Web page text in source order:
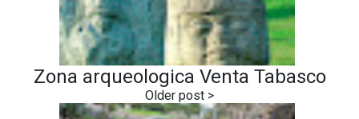
Zona arqueologica Venta Tabasco